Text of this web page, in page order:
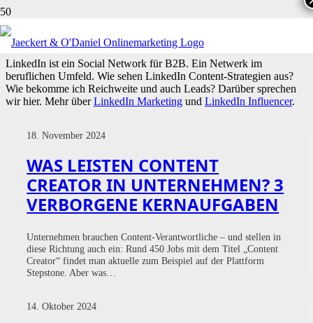
LINKEDIN
LinkedIn ist ein Social Network für B2B. Ein Netwerk im
beruflichen Umfeld. Wie sehen LinkedIn Content-Strategien aus?
Wie bekomme ich Reichweite und auch Leads? Darüber sprechen
wir hier. Mehr überLinkedIn Marketing und LinkedIn Influencer.
18. November 2024
WAS LEISTEN CONTENT
CREATOR IN UNTERNEHMEN? 3
VERBORGENE KERNAUFGABEN
Unternehmen brauchen Content-Verantwortliche – und stellen in
diese Richtung auch ein: Rund 450 Jobs mit dem Titel „Content
Creator“ findet man aktuelle zum Beispiel auf der Plattform
Stepstone. Aber was…
14. Oktober 2024